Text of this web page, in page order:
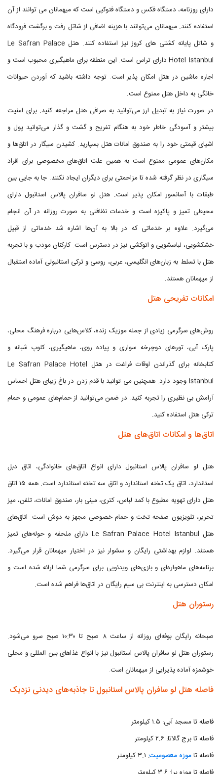
دارای روزنامه، دستگاه فکس و دستگاه فتوکپی است که میهمانان می توانند از آن
استفاده کنند. میهمانان می‌توانند با هزینه اضافی از شاتل رفت و برگشت فرودگاه
و شاتل پایانه کشتی های کروز نیز استفاده کنند. هتل Le Safran Palace
Hotel Istanbul دارای تراس است. این منطقه برای ماهیگیری محبوب است و
اجاره ماشین در هتل امکان پذیر است. توجه داشته باشید که آوردن حیوانات
خانگی به داخل هتل ممنوع است.
در صورت نیاز به تبدیل ارز می‌توانید به صرافی هتل مراجعه کنید. برای امنیت
بیشتر و آسودگی خاطر خود به هنگام تفریح و گشت و گذار می‌توانید پول و
اشیای قیمتی خود را به صندوق امانات هتل بسپارید. کشیدن سیگار در اتاق‌ها و
مکان‌های عمومی ممنوع است به همین علت اتاق‌های مخصوصی برای افراد
سیگاری در نظر گرفته شده تا مزاحمتی برای دیگران ایجاد نکنند. جا به جایی بین
طبقات با آسانسور امکان پذیر است. هتل لو سافران پالاس استانبول دارای
محیطی تمیز و پاکیزه است و خدمات نظافتی به صورت روزانه در آن انجام
می‌گیرد. علاوه بر خدماتی که در بالا به آن‌ها اشاره شد خدماتی از قبیل
خشکشویی، لباسشویی و اتوکشی نیز در دسترس است. کارکنان مودب و با تجربه
هتل با تسلط به زبان‌های انگلیسی، عربی، روسی و ترکی استانبولی آماده استقبال
از میهمانان هستند.
امکانات تفریحی هتل
روش‌های سرگرمی زیادی از جمله موزیک زنده، کلاس‌هایی درباره فرهنگ محلی،
پارک آبی، تور‌های دوچرخه سواری و پیاده روی، ماهیگیری، کلوپ شبانه و
کتابخانه برای گذراندن اوقات فراغت در هتل Le Safran Palace Hotel
Istanbul وجود دارد. همچنین می توانید با قدم زدن در باغ زیبای هتل احساس
آرامش بی نظیری را تجربه کنید. در ضمن می‌توانید از حمام‌های عمومی و حمام
ترکی هتل استفاده کنید.
اتاق‌ها و امکانات اتاق‌های هتل
هتل لو سافران پالاس استانبول دارای انواع اتاق‌های خانوادگی، اتاق دبل
استاندارد، اتاق یک تخته استاندارد و اتاق سه تخته استاندارد است. همه ۱۵ اتاق
هتل دارای تهویه مطبوع با کمد لباس، کتری، مینی بار، صندوق امانات، تلفن، میز
تحریر، تلویزیون صفحه تخت و حمام خصوصی مجهز به دوش است. اتاق‌های
هتل Le Safran Palace Hotel Istanbul دارای ملحفه و حوله‌های تمیز
هستند. لوازم بهداشتی رایگان و سشوار نیز در اختیار میهمانان قرار می‌گیرد.
برنامه‌های ماهواره‌ای و بازی‌های ویدئویی برای سرگرمی شما ارائه شده است و
امکان دسترسی به اینترنت بی سیم رایگان در اتاق‌ها فراهم شده است.
رستوران هتل
صبحانه رایگان بوفه‌ای روزانه از ساعت ۸ صبح تا ۱۰:۳۰ صبح سرو می‌شود.
رستوران هتل لو سافران پالاس استانبول نیز با انواع غذاهای بین المللی و محلی
خوشمزه آماده پذیرایی از میهمانان است.
فاصله هتل لو سافران پالاس استانبول تا جاذبه‌های دیدنی نزدیک
فاصله تا مسجد آبی: ۱.۵ کیلومتر
فاصله تا برج گالاتا: ۲.۶ کیلومتر
فاصله تاموزه معصومیت: ۳.۱ کیلومتر